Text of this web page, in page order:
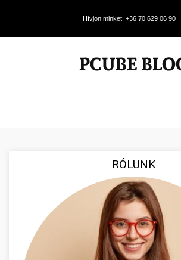
Hívjon minket: +36 70 629 06 90
RÓLUNK